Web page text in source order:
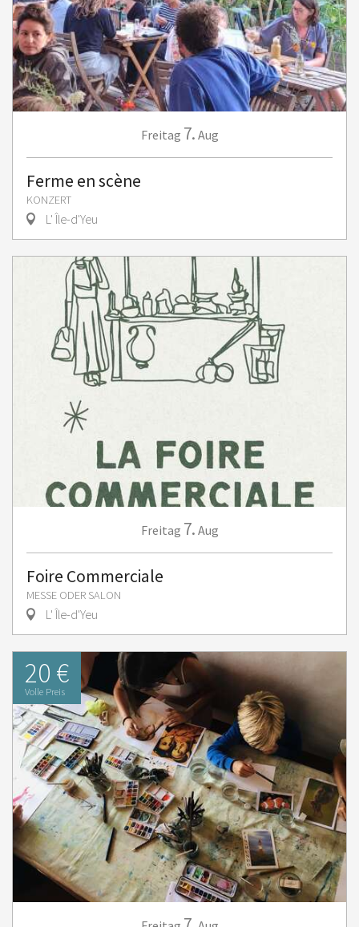
Freitag 7. Aug
Ferme en scène
KONZERT
L' Île-d'Yeu
Freitag 7. Aug
Foire Commerciale
MESSE ODER SALON
L' Île-d'Yeu
20 €
Volle Preis